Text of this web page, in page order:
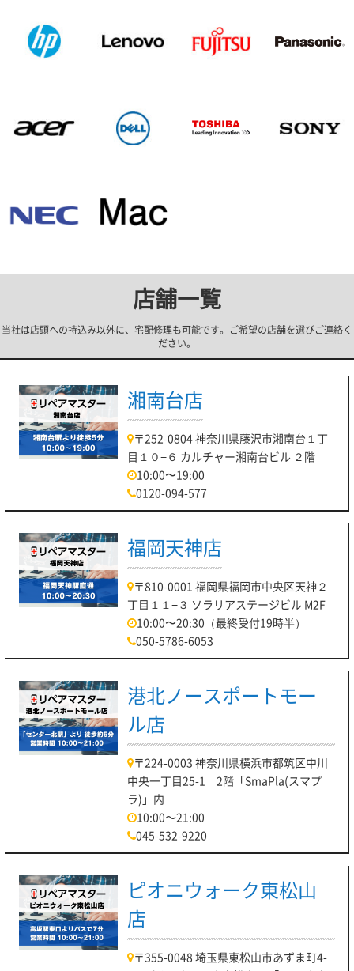
店舗一覧
当社は店頭への持込み以外に、宅配修理も可能です。ご希望の店舗を選びご連絡く
ださい。
湘南台店
〒252-0804 神奈川県藤沢市湘南台１丁
目１０−６ カルチャー湘南台ビル ２階
10:00〜19:00
0120-094-577
福岡天神店
〒810-0001 福岡県福岡市中央区天神２
丁目１１−３ ソラリアステージビル M2F
10:00〜20:30（最終受付19時半）
050-5786-6053
港北ノースポートモー
ル店
〒224-0003 神奈川県横浜市都筑区中川
中央一丁目25-1 2階「SmaPla(スマプ
ラ)」内
10:00～21:00
045-532-9220
ピオニウォーク東松山
店
〒355-0048 埼玉県東松山市あずま町4-